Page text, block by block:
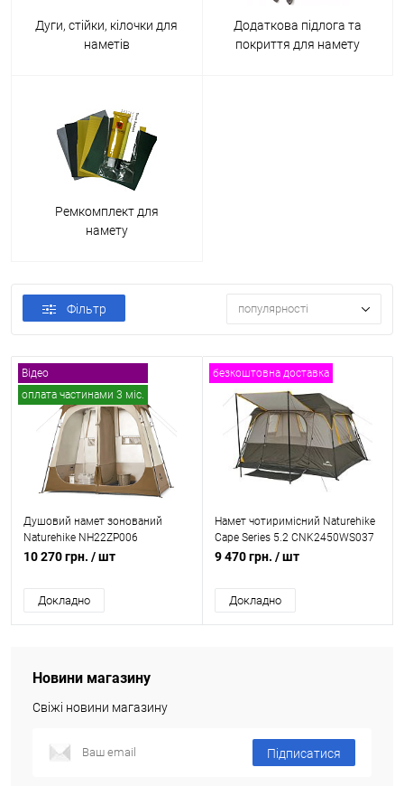
Дуги, стійки, кілочки для
наметів
Додаткова підлога та
покриття для намету
Ремкомплект для
намету
Фільтр популярності
Відео
оплата частинами 3 міс.
Душовий намет зонований
Naturehike NH22ZP006
10 270 грн. / шт
Докладно
безкоштовна доставка
Намет чотиримісний Naturehike
Cape Series 5.2 CNK2450WS037
9 470 грн. / шт
Докладно
Новини магазину
Свіжі новини магазину
Підписатися